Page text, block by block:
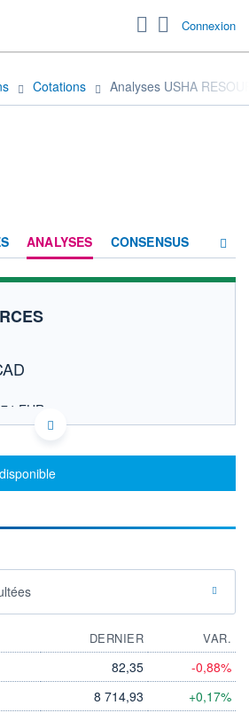
Connexion
Cotations Analyses USHA
ANALYSES CONSENSUS
EUR
places
0,000
0,00%
DERNIER ÉCHANGE
24.04.23 / 21:59:30
LIMITE À LA
DERNIER
VAR.
82,35 -0,88%
8 714,93 +0,17%